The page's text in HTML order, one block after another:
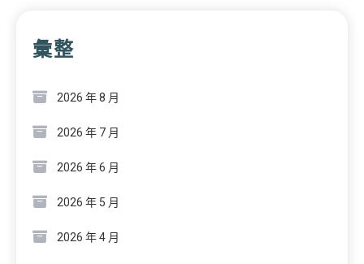
彙整
2026 年 8 月
2026 年 7 月
2026 年 6 月
2026 年 5 月
2026 年 4 月